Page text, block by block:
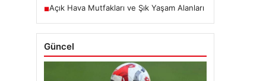
■Açık Hava Mutfakları ve Şık Yaşam Alanları
Güncel